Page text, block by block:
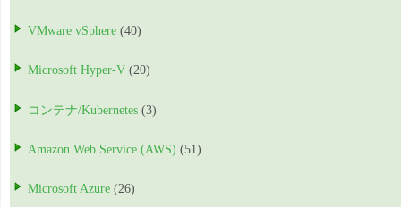
VMware vSphere (40)
Microsoft Hyper-V (20)
コンテナ/Kubernetes (3)
Amazon Web Service (AWS) (51)
Microsoft Azure (26)